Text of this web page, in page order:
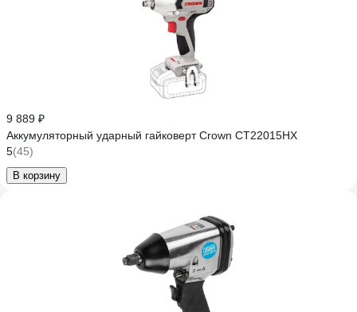
9 889 ₽
Аккумуляторный ударный гайковерт Crown CT22015HX
5(45)
В корзину